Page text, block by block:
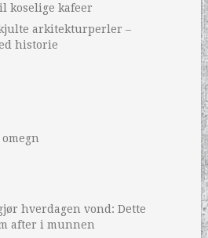
koselige kafeer
arkitekturperler –
historie
hverdagen vond: Dette
after i munnen